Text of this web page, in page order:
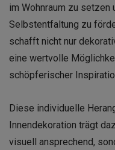
im Wohnraum zu
Selbstentfaltung zu
schafft nicht nur
eine wertvolle
schöpferischer
Diese individuelle
Innendekoration trägt
visuell ansprechend,